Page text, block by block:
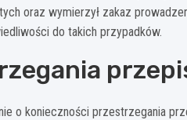
oraz wymierzył zakaz
do takich przypadków.
o konieczności przestrzegania